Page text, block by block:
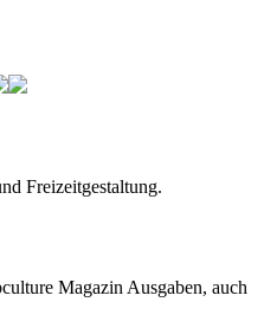
Freizeitgestaltung.
Magazin Ausgaben, auch